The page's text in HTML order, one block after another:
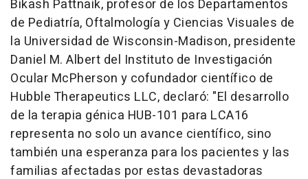
Bikash Pattnaik, profesor de los Departamentos
de Pediatría, Oftalmología y Ciencias Visuales de
la Universidad de Wisconsin-Madison, presidente
Daniel M. Albert del Instituto de Investigación
Ocular McPherson y cofundador científico de
Hubble Therapeutics LLC, declaró: "El desarrollo
de la terapia génica HUB-101 para LCA16
representa no solo un avance científico, sino
también una esperanza para los pacientes y las
familias afectadas por estas devastadoras